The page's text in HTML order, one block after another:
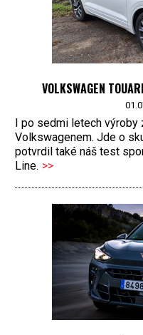
VOLKSWAGEN
I po sedmi letech výroby
Volkswagenem. Jde o
potvrdil také náš test
Line. >>